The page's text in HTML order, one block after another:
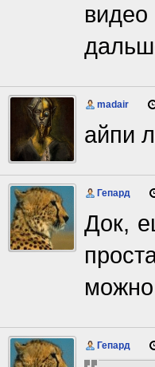
madair
айпи
Гепард
Док,
Гепард